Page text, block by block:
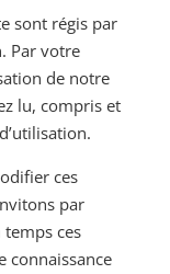
sont régis par
Par votre
de notre
lu, compris et
ces
par
ces
connaissance